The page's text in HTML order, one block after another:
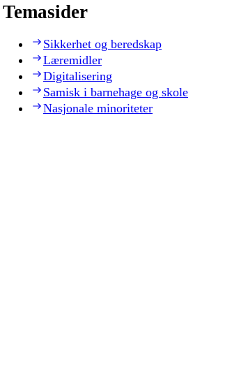
Temasider
Sikkerhet og beredskap
Læremidler
Digitalisering
Samisk i barnehage og skole
Nasjonale minoriteter